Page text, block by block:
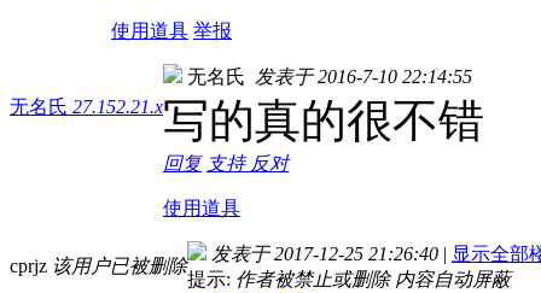
使用道具 举报
无名氏 27.152.21.x
无名氏 发表于 2016-7-10 22:14:55
写的真的很不错
回复 支持 反对
使用道具
cprjz 该用户已被删除
发表于 2017-12-25 21:26:40
显示全部
提示: 作者被禁止或删除 内容自动屏蔽